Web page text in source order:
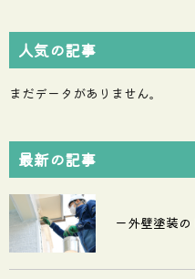
人気の記事
まだデータがありません。
最新の記事
ー外壁塗装